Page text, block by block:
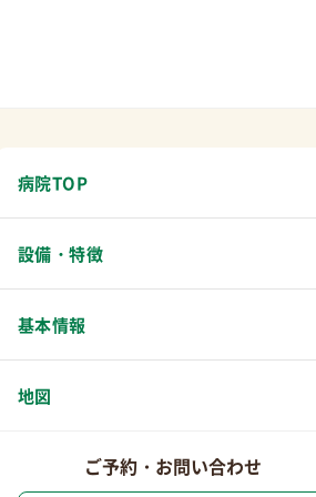
病院TOP
設備・特徴
基本情報
地図
ご予約・お問い合わせ